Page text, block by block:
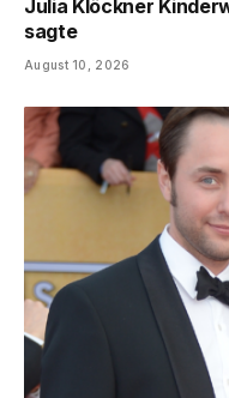
Julia Klöckner
sagte
August 10, 2026